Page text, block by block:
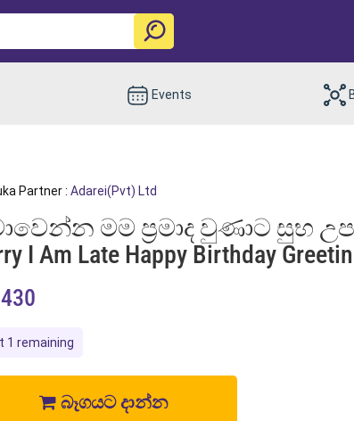
Events
Partner : Adarei(Pvt) Ltd
මම ප්‍රමාද වුණාට සුභ
I Am Late Happy Birthday
1 remaining
බෑගයට දාන්න